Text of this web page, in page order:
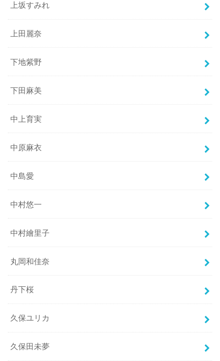
上坂すみれ
上田麗奈
下地紫野
下田麻美
中上育実
中原麻衣
中島愛
中村悠一
中村繪里子
丸岡和佳奈
丹下桜
久保ユリカ
久保田未夢